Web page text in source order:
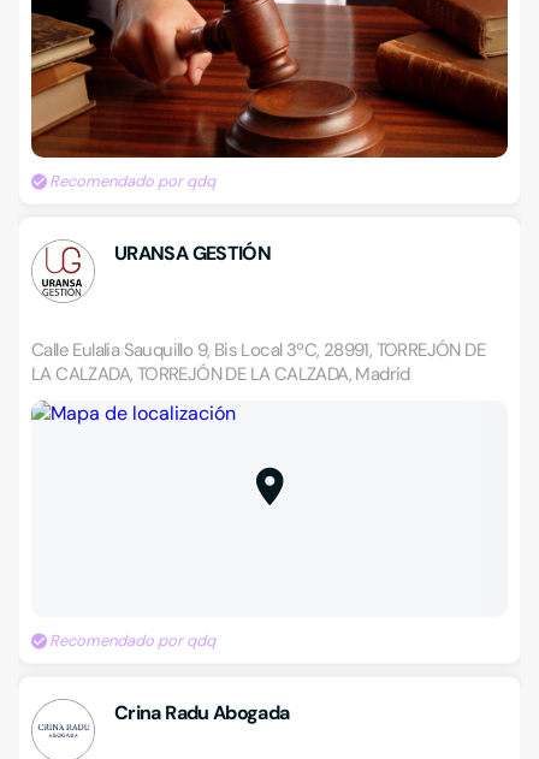
Recomendado por qdq
URANSA GESTIÓN
Calle Eulalia Sauquillo 9, Bis Local 3ºC, 28991, TORREJÓN DE
LA CALZADA, TORREJÓN DE LA CALZADA, Madrid
Recomendado por qdq
Crina Radu Abogada